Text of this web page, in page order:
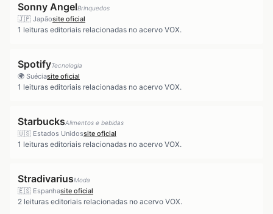
Sonny AngelBrinquedos
🇯🇵 Japãosite oficial
1 leituras editoriais relacionadas no acervo VOX.
SpotifyTecnologia
🌍 Suéciasite oficial
1 leituras editoriais relacionadas no acervo VOX.
StarbucksAlimentos e bebidas
🇺🇸 Estados Unidossite oficial
1 leituras editoriais relacionadas no acervo VOX.
StradivariusModa
🇪🇸 Espanhasite oficial
2 leituras editoriais relacionadas no acervo VOX.